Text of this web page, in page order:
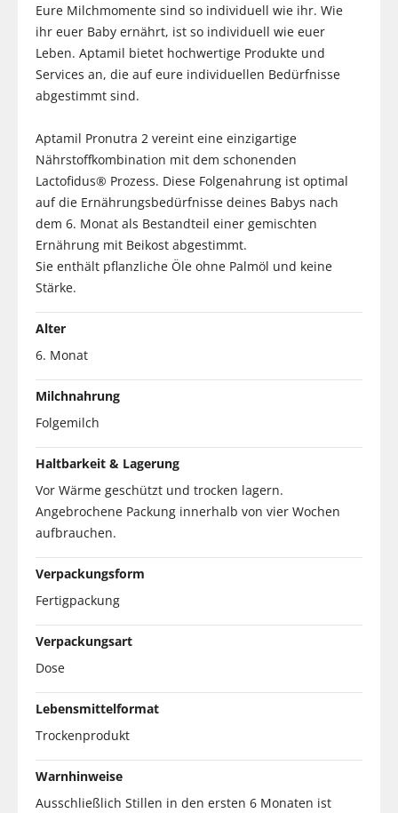
Eure Milchmomente sind so individuell wie ihr. Wie
ihr euer Baby ernährt, ist so individuell wie euer
Leben. Aptamil bietet hochwertige Produkte und
Services an, die auf eure individuellen Bedürfnisse
abgestimmt sind.
Aptamil Pronutra 2 vereint eine einzigartige
Nährstoffkombination mit dem schonenden
Lactofidus® Prozess. Diese Folgenahrung ist optimal
auf die Ernährungsbedürfnisse deines Babys nach
dem 6. Monat als Bestandteil einer gemischten
Ernährung mit Beikost abgestimmt.
Sie enthält pflanzliche Öle ohne Palmöl und keine
Stärke.
Alter
6. Monat
Milchnahrung
Folgemilch
Haltbarkeit & Lagerung
Vor Wärme geschützt und trocken lagern.
Angebrochene Packung innerhalb von vier Wochen
aufbrauchen.
Verpackungsform
Fertigpackung
Verpackungsart
Dose
Lebensmittelformat
Trockenprodukt
Warnhinweise
Ausschließlich Stillen in den ersten 6 Monaten ist